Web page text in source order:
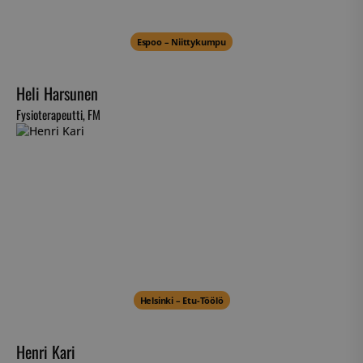
Espoo – Niittykumpu
Heli Harsunen
Fysioterapeutti, FM
Helsinki – Etu-Töölö
Henri Kari
Functionality
Unclassified
management. The website cannot be used properly
without strictly necessary cookies.
Name